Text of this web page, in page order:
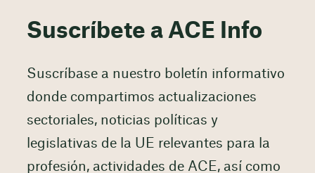
Suscríbete a ACE Info
Suscríbase a nuestro boletín informativo
donde compartimos actualizaciones
sectoriales, noticias políticas y
legislativas de la UE relevantes para la
profesión, actividades de ACE, así como